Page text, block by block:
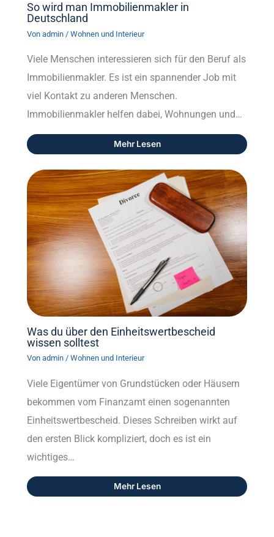
So wird man Immobilienmakler in
Deutschland
Von admin / Wohnen und Interieur
Viele Menschen interessieren sich für den Beruf als
Immobilienmakler. Es ist ein spannender Job mit
viel Kontakt zu anderen Menschen.
Immobilienmakler helfen dabei, Wohnungen und…
Mehr Lesen
Was du über den Einheitswertbescheid
wissen solltest
Von admin / Wohnen und Interieur
Viele Eigentümer von Grundstücken oder Häusern
bekommen vom Finanzamt einen sogenannten
Einheitswertbescheid. Dieses Schreiben wirkt auf
den ersten Blick kompliziert, doch es ist ein
wichtiges…
Mehr Lesen